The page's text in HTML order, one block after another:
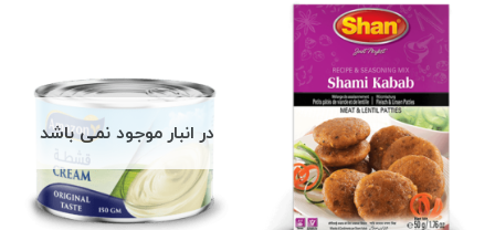
در انبار موجود نمی باشد